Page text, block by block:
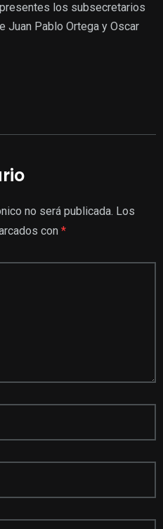
los subsecretarios
Juan Pablo Ortega y Oscar
no será publicada. Los
con *